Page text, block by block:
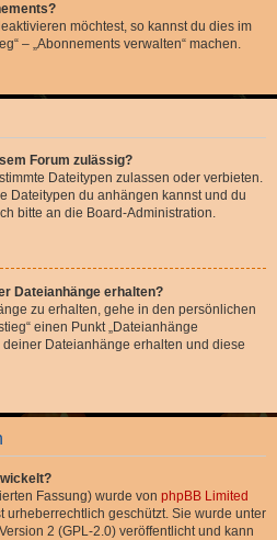
möchtest, so kannst du dies im
– „Abonnements verwalten“ machen.
Forum zulässig?
Dateitypen zulassen oder verbieten.
Dateitypen du anhängen kannst und du
bitte an die Board-Administration.
Dateianhänge erhalten?
zu erhalten, gehe in den persönlichen
einen Punkt „Dateianhänge
Dateianhänge erhalten und diese
Fassung) wurde von phpBB Limited
urheberrechtlich geschützt. Sie wurde unter
2 (GPL-2.0) veröffentlicht und kann